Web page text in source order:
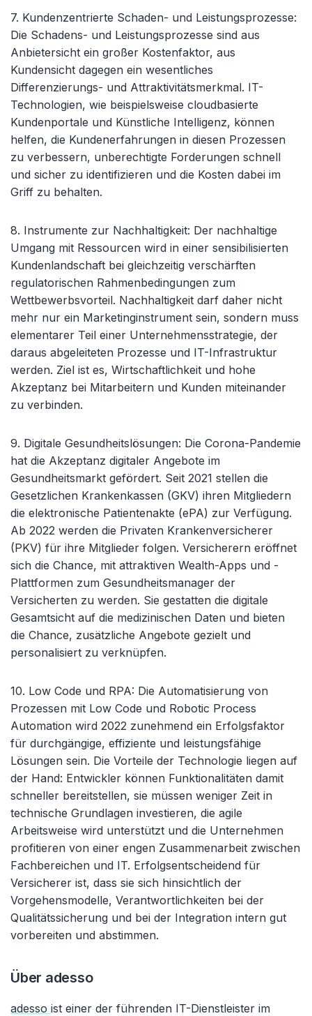
7. Kundenzentrierte Schaden- und Leistungsprozesse:
Die Schadens- und Leistungsprozesse sind aus
Anbietersicht ein großer Kostenfaktor, aus
Kundensicht dagegen ein wesentliches
Differenzierungs- und Attraktivitätsmerkmal. IT-
Technologien, wie beispielsweise cloudbasierte
Kundenportale und Künstliche Intelligenz, können
helfen, die Kundenerfahrungen in diesen Prozessen
zu verbessern, unberechtigte Forderungen schnell
und sicher zu identifizieren und die Kosten dabei im
Griff zu behalten.
8. Instrumente zur Nachhaltigkeit: Der nachhaltige
Umgang mit Ressourcen wird in einer sensibilisierten
Kundenlandschaft bei gleichzeitig verschärften
regulatorischen Rahmenbedingungen zum
Wettbewerbsvorteil. Nachhaltigkeit darf daher nicht
mehr nur ein Marketinginstrument sein, sondern muss
elementarer Teil einer Unternehmensstrategie, der
daraus abgeleiteten Prozesse und IT-Infrastruktur
werden. Ziel ist es, Wirtschaftlichkeit und hohe
Akzeptanz bei Mitarbeitern und Kunden miteinander
zu verbinden.
9. Digitale Gesundheitslösungen: Die Corona-Pandemie
hat die Akzeptanz digitaler Angebote im
Gesundheitsmarkt gefördert. Seit 2021 stellen die
Gesetzlichen Krankenkassen (GKV) ihren Mitgliedern
die elektronische Patientenakte (ePA) zur Verfügung.
Ab 2022 werden die Privaten Krankenversicherer
(PKV) für ihre Mitglieder folgen. Versicherern eröffnet
sich die Chance, mit attraktiven Wealth-Apps und -
Plattformen zum Gesundheitsmanager der
Versicherten zu werden. Sie gestatten die digitale
Gesamtsicht auf die medizinischen Daten und bieten
die Chance, zusätzliche Angebote gezielt und
personalisiert zu verknüpfen.
10. Low Code und RPA: Die Automatisierung von
Prozessen mit Low Code und Robotic Process
Automation wird 2022 zunehmend ein Erfolgsfaktor
für durchgängige, effiziente und leistungsfähige
Lösungen sein. Die Vorteile der Technologie liegen auf
der Hand: Entwickler können Funktionalitäten damit
schneller bereitstellen, sie müssen weniger Zeit in
technische Grundlagen investieren, die agile
Arbeitsweise wird unterstützt und die Unternehmen
profitieren von einer engen Zusammenarbeit zwischen
Fachbereichen und IT. Erfolgsentscheidend für
Versicherer ist, dass sie sich hinsichtlich der
Vorgehensmodelle, Verantwortlichkeiten bei der
Qualitätssicherung und bei der Integration intern gut
vorbereiten und abstimmen.
Über adesso
adesso ist einer der führenden IT-Dienstleister im